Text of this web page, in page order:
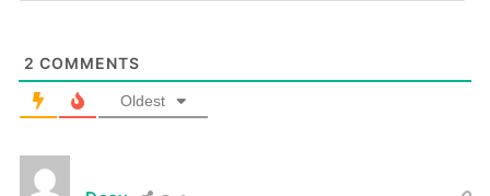
2 COMMENTS
Oldest